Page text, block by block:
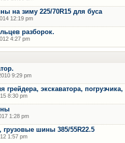
на зиму 225/70R15 для буса
12:19 pm
разборок.
4:27 pm
9:29 pm
экскаватора, погрузчика,
8:30 pm
1:28 pm
грузовые шины 385/55R22.5
1:57 pm